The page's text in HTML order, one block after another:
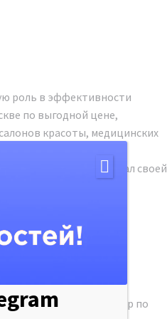
роль в эффективности
по выгодной цене,
красоты, медицинских
ли вы обновить арсенал своей
для
строгий отбор по